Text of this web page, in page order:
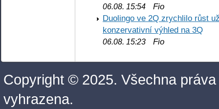
06.08. 15:54 Fio
Duolingo ve 2Q zrychlilo růst
konzervativní výhled na 3Q
06.08. 15:23 Fio
Copyright © 2025. Všechna práva
vyhrazena.